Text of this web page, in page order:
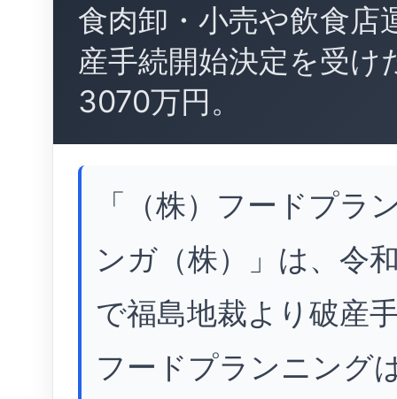
食肉卸・小売や飲食
産手続開始決定を受
3070万円。
「（株）フードプラ
ンガ（株）」は、令
で福島地裁より破産
フードプランニング